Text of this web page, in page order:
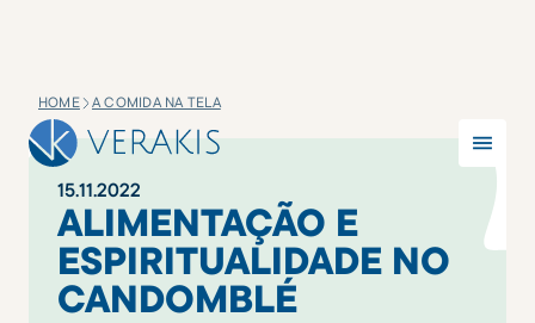
HOME A COMIDA NA TELA
15.11.2022
ALIMENTAÇÃO E
ESPIRITUALIDADE NO
CANDOMBLÉ